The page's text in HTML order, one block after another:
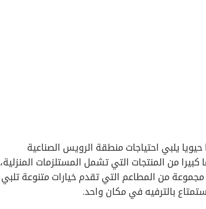
تجاريا حيويا يلبي احتياجات منطقة الرويس الصناعية
ويضم حوالي 40 متجرا تقدم تنوعا كبيرا من المنتجات التي تشمل المستلزمات المنزلية،
من المطاعم التي تقدم خيارات متنوعة تلبي
بالترفيه في مكان واحد.